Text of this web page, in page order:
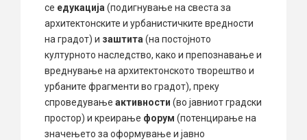
се едукација (подигнување на свеста за
архитектонските и урбанистичките вредности
на градот) и заштита (на постојното
културното наследство, како и препознавање и
вреднување на архитектонското творештво и
урбаните фрагменти во градот), преку
спроведување активности (во јавниот градски
простор) и креирање форум (потенцирање на
значењето за оформување и јавно